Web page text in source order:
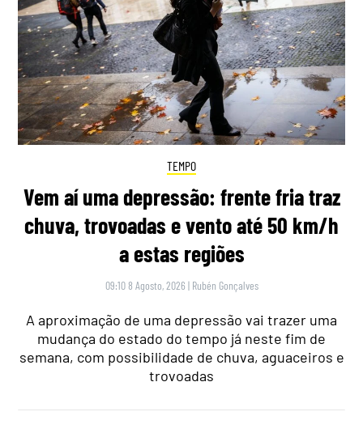
TEMPO
Vem aí uma depressão: frente fria traz
chuva, trovoadas e vento até 50 km/h
a estas regiões
09:10 8 Agosto, 2026 | Rubén Gonçalves
A aproximação de uma depressão vai trazer uma
mudança do estado do tempo já neste fim de
semana, com possibilidade de chuva, aguaceiros e
trovoadas